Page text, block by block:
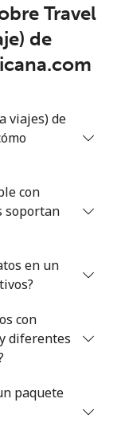
Travel
de
viajes) de
con
soportan
en un
con
diferentes
paquete